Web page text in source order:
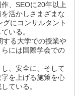
、SEOに20年以上
活かしさまざまな
にコンサルタント
いる。
する大学での授業や
には国際学会での
、安全に、そして
を上げる施策を心
ている。